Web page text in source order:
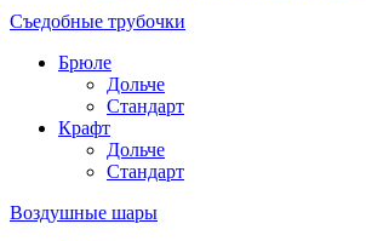
Съедобные трубочки
Брюле
Дольче
Стандарт
Крафт
Дольче
Стандарт
Воздушные шары